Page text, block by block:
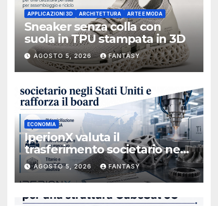
APPLICAZIONI 3D ARCHITETTURA ARTE E MODA
Sneaker senza colla con
suola in TPU stampata in 3D
AGOSTO 5, 2026 FANTASY
ECONOMIA
IperionX valuta il
trasferimento societario negli
Stati Uniti e rafforza il board,
ha nominato Michael J.
Loparco amministratore
indipendente non esecutivo
AGOSTO 5, 2026 FANTASY